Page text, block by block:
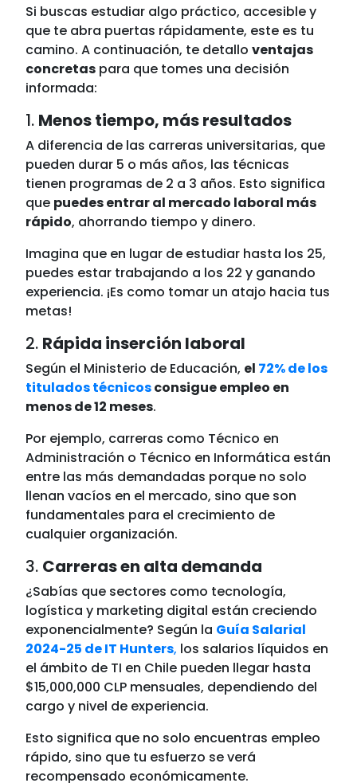
Si buscas estudiar algo práctico, accesible y
que te abra puertas rápidamente, este es tu
camino. A continuación, te detalloventajas
concretas para que tomes una decisión
informada:
1. Menos tiempo, más resultados
A diferencia de las carreras universitarias, que
pueden durar 5 o más años, las técnicas
tienen programas de 2 a 3 años. Esto significa
que puedes entrar al mercado laboral más
rápido, ahorrando tiempo y dinero.
Imagina que en lugar de estudiar hasta los 25,
puedes estar trabajando a los 22 y ganando
experiencia. ¡Es como tomar un atajo hacia tus
metas!
2. Rápida inserción laboral
Según el Ministerio de Educación, el 72% de los
titulados técnicosconsigue empleo en
menos de 12 meses.
Por ejemplo, carreras como Técnico en
Administración o Técnico en Informática están
entre las más demandadas porque no solo
llenan vacíos en el mercado, sino que son
fundamentales para el crecimiento de
cualquier organización.
3. Carreras en alta demanda
¿Sabías que sectores como tecnología,
logística y marketing digital están creciendo
exponencialmente? Según la Guía Salarial
2024-25 de IT Hunters, los salarios líquidos en
el ámbito de TI en Chile pueden llegar hasta
$15,000,000 CLP mensuales, dependiendo del
cargo y nivel de experiencia.
Esto significa que no solo encuentras empleo
rápido, sino que tu esfuerzo se verá
recompensado económicamente.